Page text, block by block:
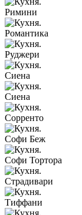
Римини
Романтика
Руджери
Сиена
Сиена
Сорренто
Софи Беж
Софи Тортора
Страдивари
Тиффани